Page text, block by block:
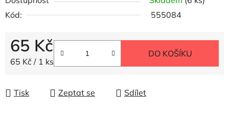
Kód:
555084
65 Kč
Měrná cena:
65 Kč / 1 ks
DO KOŠÍKU
Tisk Zeptat se Sdílet